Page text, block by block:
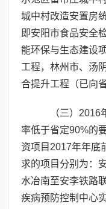
城中村改造安置房
即安阳市食品安全
能环保与生态建设
工程，林州市、汤
合提升工程（已向
（三）2016
率低于省定90%的
资项目2017年年底
求的项目分别为：
水冶南至安李铁路
疾病预防控制中心